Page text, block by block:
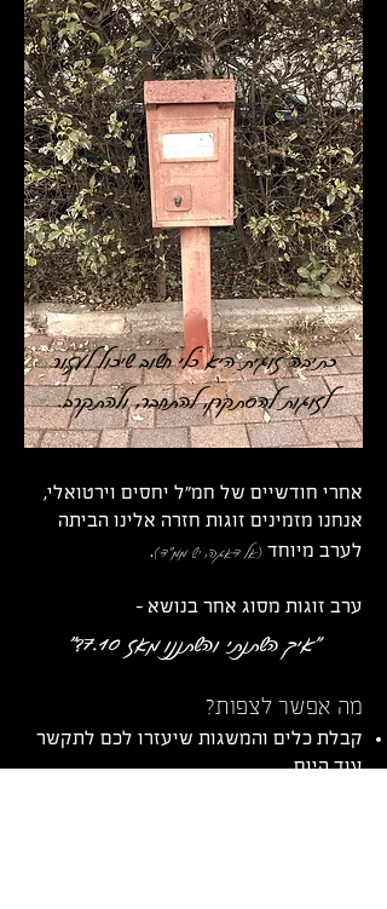
כתיבה זוגית היא כלי חשוב שיכול לעזור
לזוגות להסתקרן, להתחבר, ולהתקרב.
אחרי חודשיים של חמ״ל יחסים וירטואלי,
אנחנו מזמינים זוגות חזרה אלינו הביתה
לערב מיוחד (אל דאגה, יש ממ"ד).
ערב זוגות מסוג אחר בנושא -
״איך השתנתי והשתננו מאז 7.10?״
מה אפשר לצפות?
קבלת כלים והמשגות שיעזרו לכם לתקשר
עוד היום